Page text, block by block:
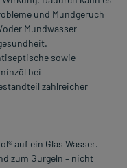
und Mundgeruch
Mundwasser
sowie
bei
zahlreicher
auf ein Glas Wasser.
zum Gurgeln – nicht